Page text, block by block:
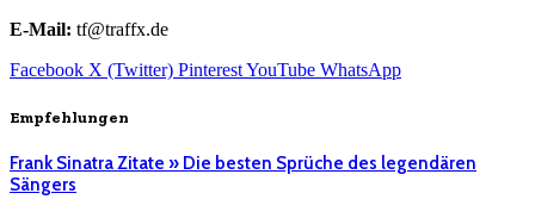
E-Mail: tf@traffx.de
Facebook X (Twitter) PinterestYouTube WhatsApp
Empfehlungen
Frank Sinatra Zitate » Die besten Sprüche des legendären
Sängers